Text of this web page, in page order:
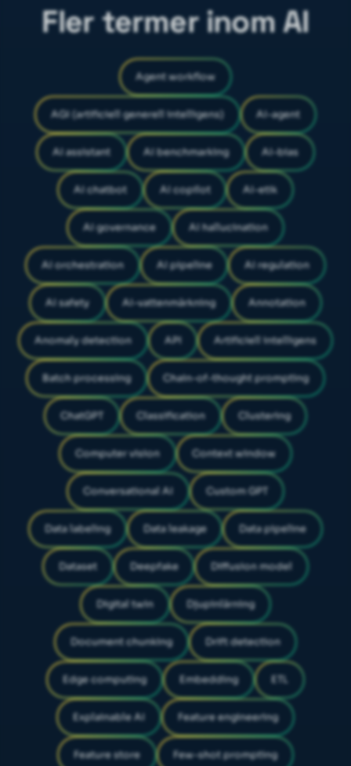
Fler termer inom AI
Agent workflow
AGI (artificiell generell intelligens) AI-agent
AI assistant AI benchmarking AI-bias
AI chatbot AI copilot AI-etik
AI governance AI hallucination
AI orchestration AI pipeline AI regulation
AI safety AI-vattenmärkning Annotation
Anomaly detection API Artificiell intelligens
Batch processing Chain-of-thought prompting
ChatGPT Classification Clustering
Computer vision Context window
Conversational AI Custom GPT
Data labeling Data leakage Data pipeline
Dataset Deepfake Diffusion model
Digital twin Djupinlärning
Document chunking Drift detection
Edge computing Embedding ETL
Explainable AI Feature engineering
Feature store Few-shot prompting